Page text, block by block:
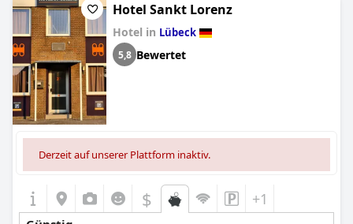
Hotel Sankt Lorenz
Hotel in Lübeck
5,8 Bewertet
Derzeit auf unserer Plattform inaktiv.
$ +1